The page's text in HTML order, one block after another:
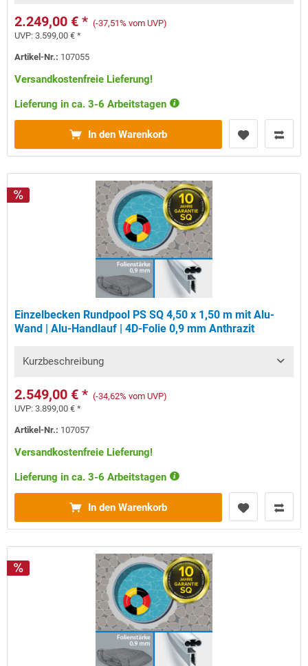
2.249,00 € * (-37,51% vom UVP)
UVP:3.599,00 € *
Artikel-Nr.: 107055
Versandkostenfreie Lieferung!
Lieferung in ca. 3-6 Arbeitstagen
In den Warenkorb
Einzelbecken Rundpool PS SQ 4,50 x 1,50 m mit Alu-
Wand | Alu-Handlauf | 4D-Folie 0,9 mm Anthrazit
Kurzbeschreibung
2.549,00 € * (-34,62% vom UVP)
UVP:3.899,00 € *
Artikel-Nr.: 107057
Versandkostenfreie Lieferung!
Lieferung in ca. 3-6 Arbeitstagen
In den Warenkorb